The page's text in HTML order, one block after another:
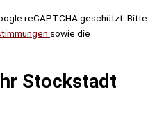
reCAPTCHA geschützt. Bitte
sowie die
Stockstadt